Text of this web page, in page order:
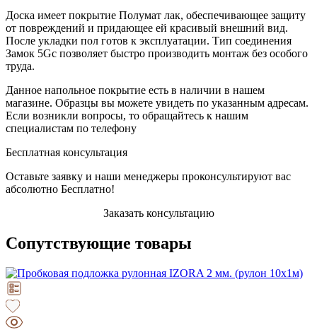
Доска имеет покрытие Полумат лак, обеспечивающее защиту
от повреждений и придающее ей красивый внешний вид.
После укладки пол готов к эксплуатации. Тип соединения
Замок 5Gc позволяет быстро производить монтаж без особого
труда.
Данное напольное покрытие есть в наличии в нашем
магазине. Образцы вы можете увидеть по указанным адресам.
Если возникли вопросы, то обращайтесь к нашим
специалистам по телефону
Бесплатная консультация
Оставьте заявку и наши менеджеры проконсультируют вас
абсолютно Бесплатно!
Заказать консультацию
Сопутствующие товары